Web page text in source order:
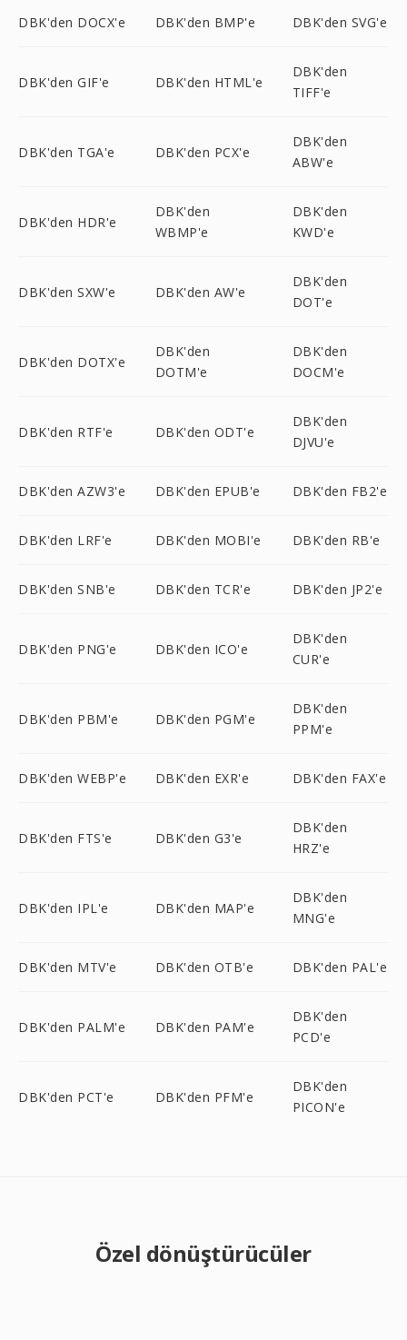
DBK'den DOCX'e DBK'den BMP'e DBK'den SVG'e
DBK'den GIF'e DBK'den HTML'e
DBK'den
TIFF'e
DBK'den TGA'e DBK'den PCX'e
DBK'den
ABW'e
DBK'den HDR'e
DBK'den
WBMP'e
DBK'den
KWD'e
DBK'den SXW'e DBK'den AW'e
DBK'den
DOT'e
DBK'den DOTX'e
DBK'den
DOTM'e
DBK'den
DOCM'e
DBK'den RTF'e DBK'den ODT'e
DBK'den
DJVU'e
DBK'den AZW3'e DBK'den EPUB'e DBK'den FB2'e
DBK'den LRF'e DBK'den MOBI'e DBK'den RB'e
DBK'den SNB'e DBK'den TCR'e DBK'den JP2'e
DBK'den PNG'e DBK'den ICO'e
DBK'den
CUR'e
DBK'den PBM'e DBK'den PGM'e
DBK'den
PPM'e
DBK'den WEBP'e DBK'den EXR'e DBK'den FAX'e
DBK'den FTS'e DBK'den G3'e
DBK'den
HRZ'e
DBK'den IPL'e DBK'den MAP'e
DBK'den
MNG'e
DBK'den MTV'e DBK'den OTB'e DBK'den PAL'e
DBK'den PALM'e DBK'den PAM'e
DBK'den
PCD'e
DBK'den PCT'e DBK'den PFM'e
DBK'den
PICON'e
Özel dönüştürücüler